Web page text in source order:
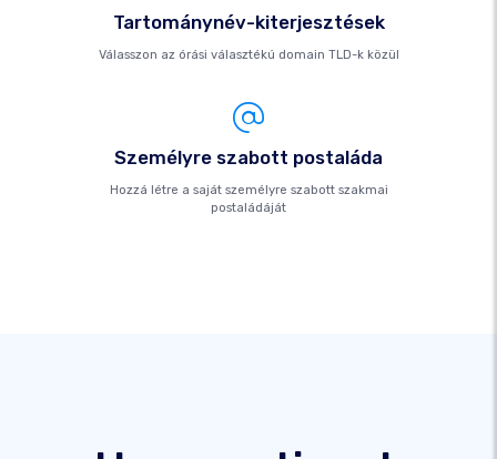
Tartománynév-kiterjesztések
Válasszon az órási választékú domain TLD-k közül
Személyre szabott postaláda
Hozzá létre a saját személyre szabott szakmai
postaládáját